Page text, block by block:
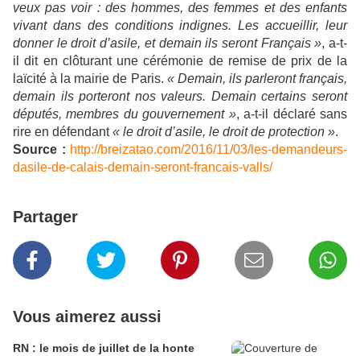
veux pas voir : des hommes, des femmes et des enfants
vivant dans des conditions indignes. Les accueillir, leur
donner le droit d’asile, et demain ils seront Français», a-t-
il dit en clôturant une cérémonie de remise de prix de la
laïcité à la mairie de Paris. « Demain, ils parleront français,
demain ils porteront nos valeurs. Demaincertains seront
députés, membres du gouvernement», a-t-il déclaré sans
rire en défendant« le droit d’asile, le droit de protection ».
Source : http://breizatao.com/2016/11/03/les-demandeurs-
dasile-de-calais-demain-seront-francais-valls/
Partager
Vous aimerez aussi
RN : le mois de juillet de la honte